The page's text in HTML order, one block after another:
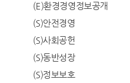
(E)환경경영정보공개
(S)안전경영
(S)사회공헌
(S)동반성장
(S)정보보호